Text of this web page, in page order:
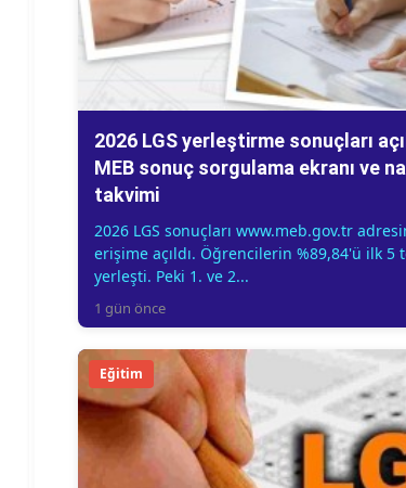
2026 LGS yerleştirme sonuçları
MEB sonuç sorgulama ekranı ve
takvimi
2026 LGS sonuçları www.meb.gov.tr
erişime açıldı. Öğrencilerin %89,84'ü ilk 5
yerleşti. Peki 1. ve 2...
1 gün önce
Eğitim